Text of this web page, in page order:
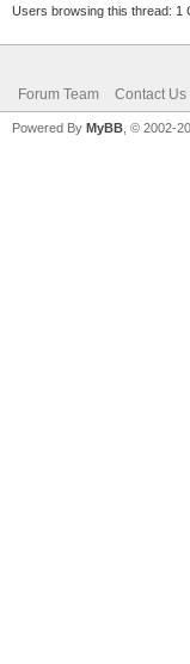
Users browsing this thread: 1
Forum Team Contact Us
Powered By MyBB , © 2002-